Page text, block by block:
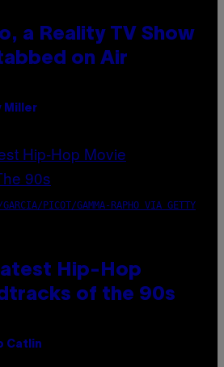
a Reality TV Show
on Air
Miller
PICOT/GAMMA-RAPHO VIA GETTY
Hip-Hop
of the 90s
Catlin